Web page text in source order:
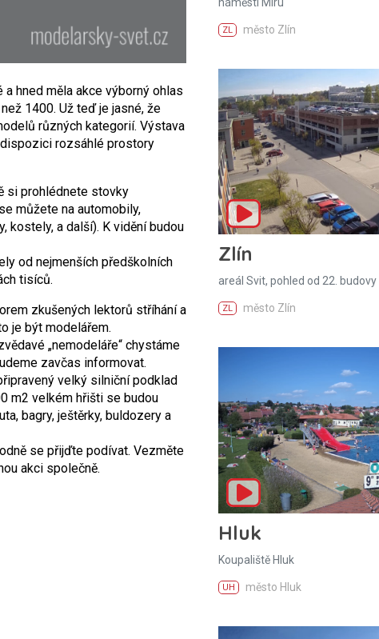
hned měla akce výborný ohlas
1400. Už teď je jasné, že
různých kategorií. Výstava
rozsáhlé prostory
si prohlédnete stovky
můžete na automobily,
kostely, a další). K vidění budou
od nejmenších předškolních
tisíců.
zkušených lektorů stříhání a
je být modelářem.
„nemodeláře“ chystáme
zavčas informovat.
velký silniční podklad
m2 velkém hřišti se budou
bagry, ještěrky, buldozery a
se přijďte podívat. Vezměte
akci společně.
ZL město Zlín
Zlín
areál Svit, pohled od 22. budovy
ZL město Zlín
Hluk
Koupaliště Hluk
UH město Hluk